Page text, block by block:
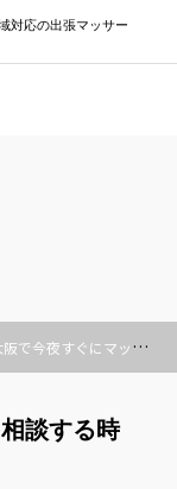
対応の出張マッサー
で今夜すぐにマッサージを相談する時
談する時